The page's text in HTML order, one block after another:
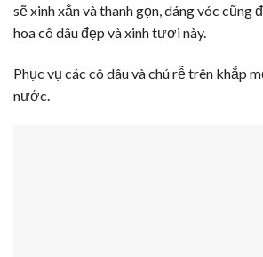
sẽ xinh xắn và thanh gọn, dáng vóc cũng
hoa cô dâu đẹp và xinh tươi này.
Phục vụ các cô dâu và chú rễ trên khắp
nước.